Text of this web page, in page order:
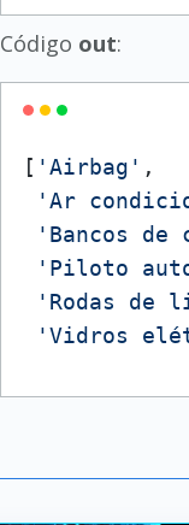
Código out:
[ 'Airbag' ,
'Ar
'Bancos de
'Piloto
'Rodas de
'Vidros